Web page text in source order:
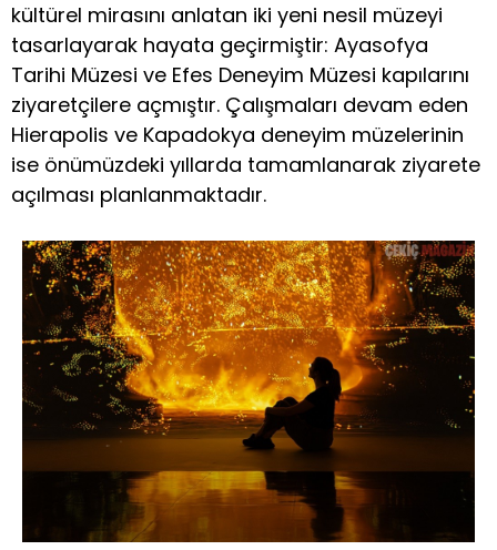
kültürel mirasını anlatan iki yeni nesil müzeyi
tasarlayarak hayata geçirmiştir: Ayasofya
Tarihi Müzesi ve Efes Deneyim Müzesi kapılarını
ziyaretçilere açmıştır. Çalışmaları devam eden
Hierapolis ve Kapadokya deneyim müzelerinin
ise önümüzdeki yıllarda tamamlanarak ziyarete
açılması planlanmaktadır.